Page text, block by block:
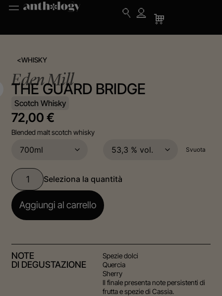
<WHISKY
Eden Mill
THE GUARD BRIDGE
Scotch Whisky
72,00 €
Blended malt scotch whisky
Svuota
Aggiungi al carrello
NOTE
DI DEGUSTAZIONE
Spezie dolci
Quercia
Sherry
Il finale presenta note persistenti di
frutta e spezie di Cassia.